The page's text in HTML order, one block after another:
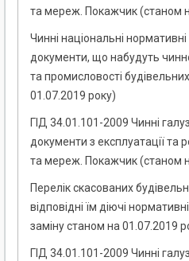
та мереж. Покажчик (станом
Чинні національні
документи, що набудуть
та промисловості
01.07.2019 року)
ГІД 34.01.101-2009 Чинні
документи з експлуатації та
та мереж. Покажчик (станом
Перелік скасованих
відповідні їм діючі
заміну станом на 01.07.2019
ГІД 34.01.101-2009 Чинні